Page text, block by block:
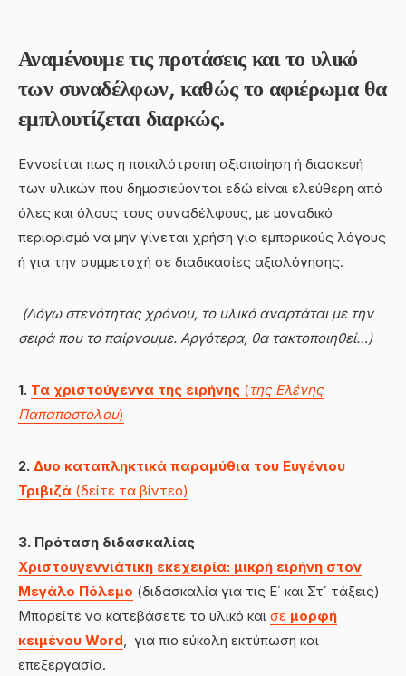
Αναμένουμε τις προτάσεις και το υλικό
των συναδέλφων, καθώς το αφιέρωμα θα
εμπλουτίζεται διαρκώς.
Εννοείται πως η ποικιλότροπη αξιοποίηση ή διασκευή
των υλικών που δημοσιεύονται εδώ είναι ελεύθερη από
όλες και όλους τους συναδέλφους, με μοναδικό
περιορισμό να μην γίνεται χρήση για εμπορικούς λόγους
ή για την συμμετοχή σε διαδικασίες αξιολόγησης.
(Λόγω στενότητας χρόνου, το υλικό αναρτάται με την
σειρά που το παίρνουμε. Αργότερα, θα τακτοποιηθεί…)
1. Τα χριστούγεννα της ειρήνης (της Ελένης
Παπαποστόλου)
2. Δυο καταπληκτικά παραμύθια του Ευγένιου
Τριβιζά (δείτε τα βίντεο)
3. Πρόταση διδασκαλίας
Χριστουγεννιάτικη εκεχειρία: μικρή ειρήνη στον
Μεγάλο Πόλεμο (διδασκαλία για τις Ε΄ και Στ΄ τάξεις)
Μπορείτε να κατεβάσετε το υλικό και σε μορφή
κειμένου Word, για πιο εύκολη εκτύπωση και
επεξεργασία.